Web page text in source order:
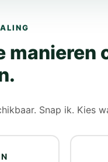
manieren
Snap ik. Kies